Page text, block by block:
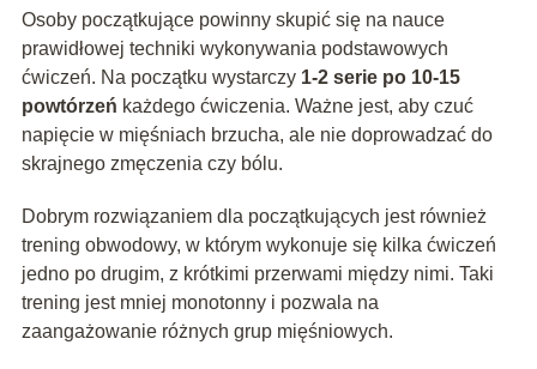
Osoby początkujące powinny skupić się na nauce
prawidłowej techniki wykonywania podstawowych
ćwiczeń. Na początku wystarczy 1-2 serie po 10-15
powtórzeń każdego ćwiczenia. Ważne jest, aby czuć
napięcie w mięśniach brzucha, ale nie doprowadzać do
skrajnego zmęczenia czy bólu.
Dobrym rozwiązaniem dla początkujących jest również
trening obwodowy, w którym wykonuje się kilka ćwiczeń
jedno po drugim, z krótkimi przerwami między nimi. Taki
trening jest mniej monotonny i pozwala na
zaangażowanie różnych grup mięśniowych.